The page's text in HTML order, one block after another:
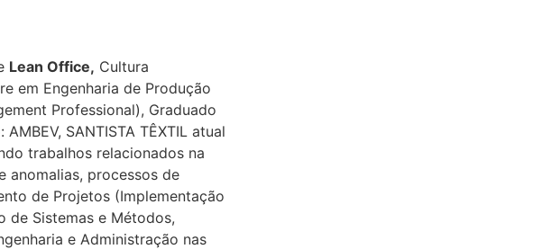
Lean Office, Cultura
em Engenharia de Produção
Professional), Graduado
SANTISTA TÊXTIL atual
trabalhos relacionados na
anomalias, processos de
de Projetos (Implementação
de Sistemas e Métodos,
e Administração nas